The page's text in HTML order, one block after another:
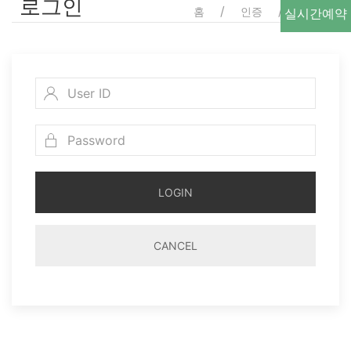
로그인 홈 인증 로그인
LOGIN
CANCEL
실시간예약